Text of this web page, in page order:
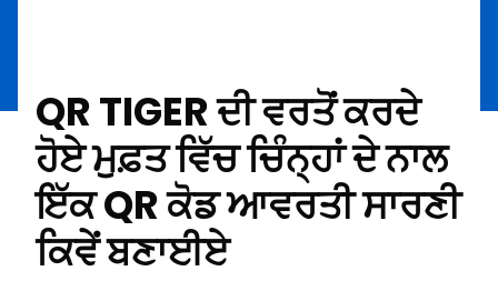
QR TIGER ਦੀ ਵਰਤੋਂ ਕਰਦੇ
ਹੋਏ ਮੁਫ਼ਤ ਵਿੱਚ ਚਿੰਨ੍ਹਾਂ ਦੇ ਨਾਲ
ਇੱਕ QR ਕੋਡ ਆਵਰਤੀ ਸਾਰਣੀ
ਕਿਵੇਂ ਬਣਾਈਏ